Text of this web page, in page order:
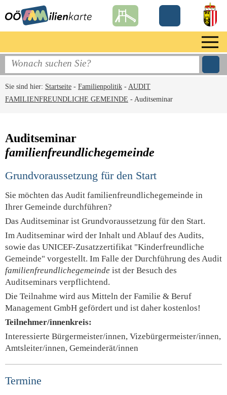
Sie sind hier: Startseite - Familienpolitik - AUDIT
FAMILIENFREUNDLICHE GEMEINDE - Auditseminar
Auditseminar
familienfreundlichegemeinde
Grundvoraussetzung für den Start
Sie möchten das Audit familienfreundlichegemeinde in
Ihrer Gemeinde durchführen?
Das Auditseminar ist Grundvoraussetzung für den Start.
Im Auditseminar wird der Inhalt und Ablauf des Audits,
sowie das UNICEF-Zusatzzertifikat "Kinderfreundliche
Gemeinde" vorgestellt. Im Falle der Durchführung des Audit
familienfreundlichegemeinde ist der Besuch des
Auditseminars verpflichtend.
Die Teilnahme wird aus Mitteln der Familie & Beruf
Management GmbH gefördert und ist daher kostenlos!
Teilnehmer/innenkreis:
Interessierte Bürgermeister/innen, Vizebürgermeister/innen,
Amtsleiter/innen, Gemeinderät/innen
Termine